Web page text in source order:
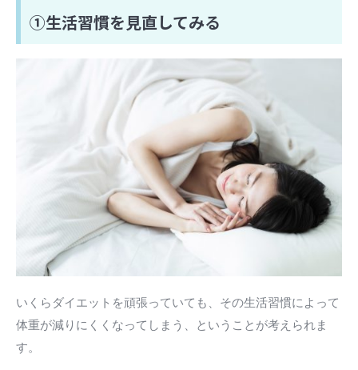
①生活習慣を見直してみる
いくらダイエットを頑張っていても、その生活習慣によって
体重が減りにくくなってしまう、ということが考えられま
す。